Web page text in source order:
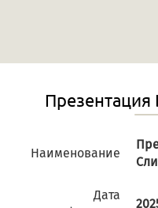
Наименование
Дата